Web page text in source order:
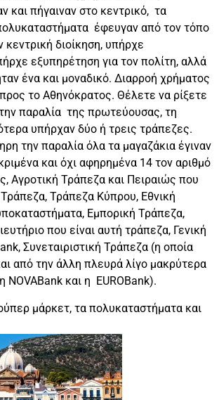
και πήγαιναν στο κεντρικό, τα
έφευγαν από τον τόπο
κεντρική διοίκηση, υπήρχε
εξυπηρέτηση για τον πολίτη, αλλά
ένα και μοναδικό. Διαρροή χρήματος
το Αθηνόκρατος. Θέλετε να ρίξετε
παραλία της πρωτεύουσας, τη
υπήρχαν δύο ή τρεις τράπεζες.
την παραλία όλα τα μαγαζάκια έγιναν
και όχι αφηρημένα 14 τον αριθμό
Αγροτική Τράπεζα και Πειραιώς που
Τράπεζα Κύπρου, Εθνική
Εμπορική Τράπεζα,
που είναι αυτή τράπεζα, Γενική
Συνεταιριστική Τράπεζα (η οποία
από την άλλη πλευρά λίγο μακρύτερα
NOVABank και η EUROBank).
μάρκετ, τα πολυκαταστήματα και